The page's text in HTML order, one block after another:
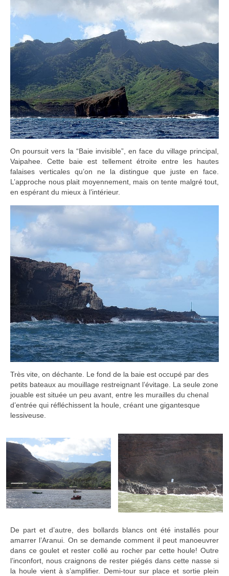
On poursuit vers la “Baie invisible”, en face du village principal,
Vaipahee. Cette baie est tellement étroite entre les hautes
falaises verticales qu’on ne la distingue que juste en face.
L’approche nous plait moyennement, mais on tente malgré tout,
en espérant du mieux à l’intérieur.
Très vite, on déchante. Le fond de la baie est occupé par des
petits bateaux au mouillage restreignant l’évitage. La seule zone
jouable est située un peu avant, entre les murailles du chenal
d’entrée qui réfléchissent la houle, créant une gigantesque
lessiveuse.
De part et d’autre, des bollards blancs ont été installés pour
amarrer l’Aranui. On se demande comment il peut manoeuvrer
dans ce goulet et rester collé au rocher par cette houle! Outre
l’inconfort, nous craignons de rester piégés dans cette nasse si
la houle vient à s’amplifier. Demi-tour sur place et sortie plein